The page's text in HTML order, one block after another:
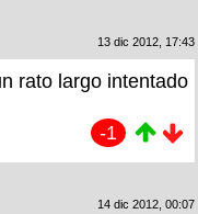
13 dic 2012, 17:43
rato largo intentado
-1
14 dic 2012, 00:07